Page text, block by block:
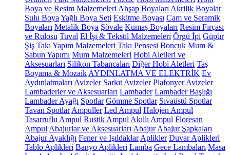
Boya ve Resim Malzemeleri Ahşap Boyaları Akrilik Boyalar
Sulu Boya Yağlı Boya Seti Eskitme Boyası Cam ve Seramik
Boyaları Metalik Boya Şövale Kumaş Boyaları Resim Fırçası
ve Rulosu Tuval El İşi & Tekstil Malzemeleri Örgü İpi Güpür
Şiş Takı Yapım Malzemeleri Takı Pensesi Boncuk Mum &
Sabun Yapımı Mum Malzemeleri Hobi Aletleri ve
Aksesuarları Silikon Tabancaları Diğer Hobi Aletleri Taş
Boyama & Mozaik AYDINLATMA VE ELEKTRİK Ev
Aydınlatmaları Avizeler Sarkıt Avizeler Plafonyer Avizeler
Lambaderler ve Aksesuarları Lambader Lambader Başlığı
Lambader Ayağı Spotlar Gömme Spotlar Sıvaüstü Spotlar
Tavan Spotlar Ampuller Led Ampul Halojen Ampul
Tasarruflu Ampul Rustik Ampul Akıllı Ampul Floresan
Ampul Abajurlar ve Aksesuarları Abajur Abajur Şapkaları
Abajur Ayaklığı Fener ve Işıldaklar Aplikler Duvar Aplikleri
Tablo Aplikleri Banyo Aplikleri Lamba Gece Lambaları Masa